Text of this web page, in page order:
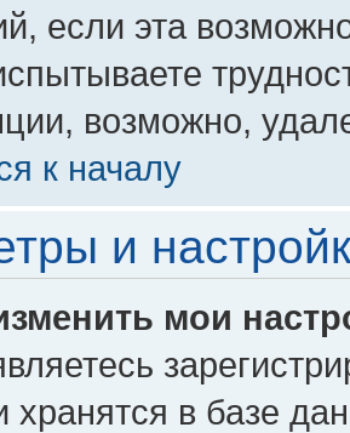
если эта
возможно,
к началу
и
мои
хранятся в базе